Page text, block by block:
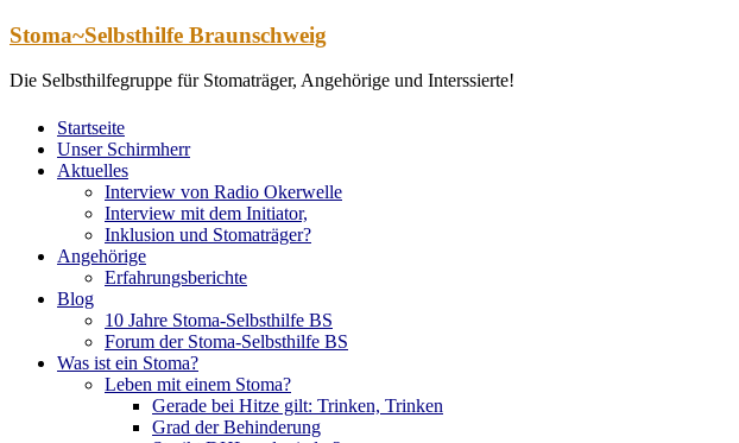
Zum
springen
Stoma~Selbsthilfe Braunschweig
Die Selbsthilfegruppe für Stomaträger, Angehörige und Interssierte!
Startseite
Unser Schirmherr
Aktuelles
Interview von Radio Okerwelle
Interview mit dem Initiator,
Inklusion und Stomaträger?
Angehörige
Erfahrungsberichte
Blog
10 Jahre Stoma-Selbsthilfe BS
Forum der Stoma-Selbsthilfe BS
Was ist ein Stoma?
Leben mit einem Stoma?
Gerade bei Hitze gilt: Trinken, Trinken
Grad der Behinderung